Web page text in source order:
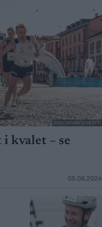
Foto: SILVAN SCHLETTI
kvalet – se
05.08.2026